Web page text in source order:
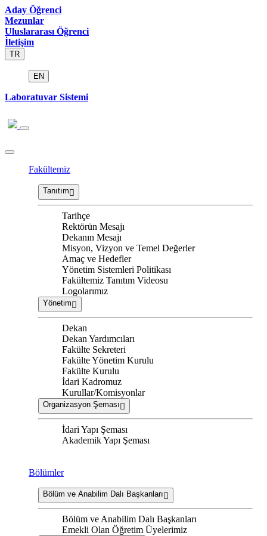
Aday Öğrenci
Mezunlar
Uluslararası Öğrenci
İletişim
TR
EN
Laboratuvar Sistemi
Fakültemiz
Tanıtım
Tarihçe
Rektörün Mesajı
Dekanın Mesajı
Misyon, Vizyon ve Temel Değerler
Amaç ve Hedefler
Yönetim Sistemleri Politikası
Fakültemiz Tanıtım Videosu
Logolarımız
Yönetim
Dekan
Dekan Yardımcıları
Fakülte Sekreteri
Fakülte Yönetim Kurulu
Fakülte Kurulu
İdari Kadromuz
Kurullar/Komisyonlar
Organizasyon Şeması
İdari Yapı Şeması
Akademik Yapı Şeması
Bölümler
Bölüm ve Anabilim Dalı Başkanları
Bölüm ve Anabilim Dalı Başkanları
Emekli Olan Öğretim Üyelerimiz